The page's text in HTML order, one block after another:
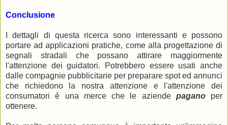
Conclusione
I dettagli di questa ricerca sono interessanti e possono
portare ad applicazioni pratiche, come alla progettazione di
segnali stradali che possano attirare maggiormente
l'attenzione dei guidatori. Potrebbero essere usati anche
dalle compagnie pubblicitarie per preparare spot ed annunci
che richiedono la nostra attenzione e l'attenzione dei
consumatori è una merce che le aziende pagano per
ottenere.